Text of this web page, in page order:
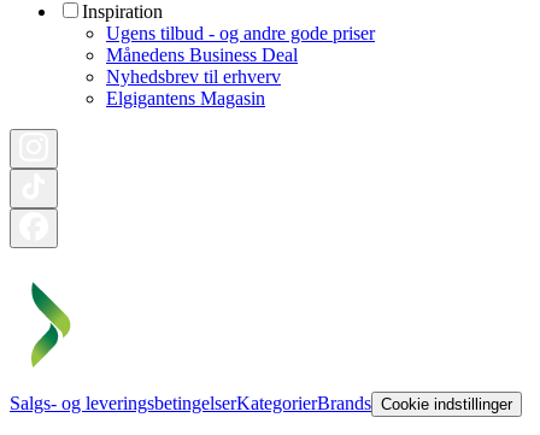
Inspiration
Ugens tilbud - og andre gode priser
Månedens Business Deal
Nyhedsbrev til erhverv
Elgigantens Magasin
Salgs- og leveringsbetingelserKategorierBrands Cookie indstillinger